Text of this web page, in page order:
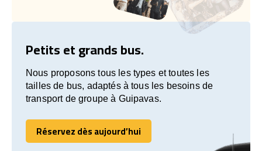
Petits et grands bus.
Nous proposons tous les types et toutes les
tailles de bus, adaptés à tous les besoins de
transport de groupe à Guipavas.
Réservez dès aujourd’hui
Réservez dès aujourd’hui